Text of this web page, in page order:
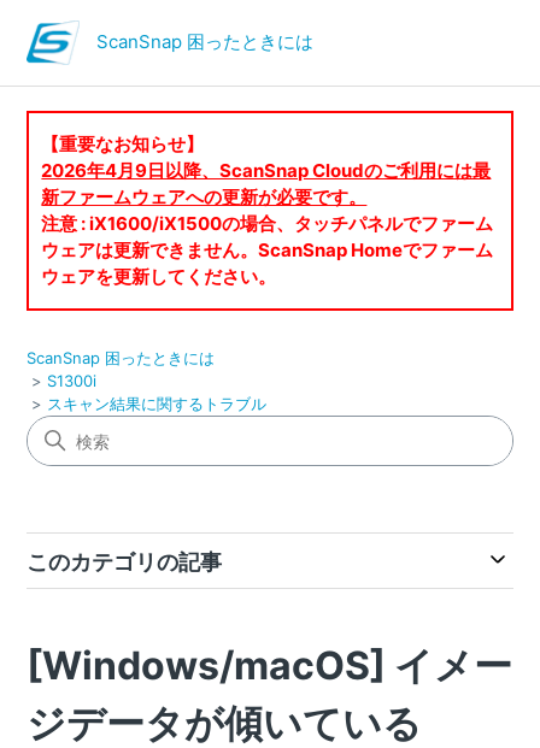
ScanSnap 困ったときには
【重要なお知らせ】
2026年4月9日以降、ScanSnap Cloudのご利用には最
新ファームウェアへの更新が必要です。
注意 : iX1600/iX1500の場合、タッチパネルでファーム
ウェアは更新できません。ScanSnap Homeでファーム
ウェアを更新してください。
ScanSnap 困ったときには
S1300i
スキャン結果に関するトラブル
このカテゴリの記事
[Windows/macOS] イメー
ジデータが傾いている